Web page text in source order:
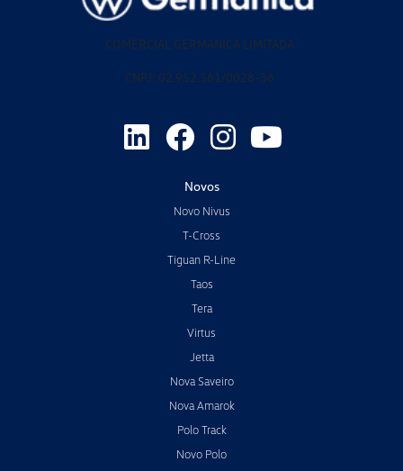
COMERCIAL GERMANICA LIMITADA
CNPJ: 02.952.561/0028-36
Novos
Novo Nivus
T-Cross
Tiguan R-Line
Taos
Tera
Virtus
Jetta
Nova Saveiro
Nova Amarok
Polo Track
Novo Polo